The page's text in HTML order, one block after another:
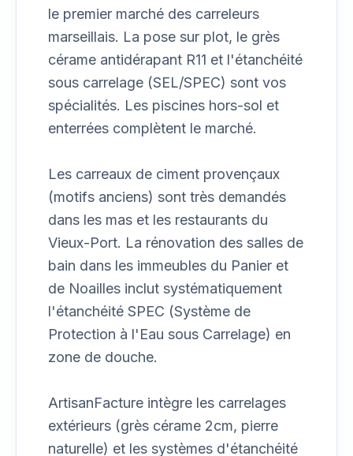
le premier marché des carreleurs
marseillais. La pose sur plot, le grès
cérame antidérapant R11 et l'étanchéité
sous carrelage (SEL/SPEC) sont vos
spécialités. Les piscines hors-sol et
enterrées complètent le marché.
Les carreaux de ciment provençaux
(motifs anciens) sont très demandés
dans les mas et les restaurants du
Vieux-Port. La rénovation des salles de
bain dans les immeubles du Panier et
de Noailles inclut systématiquement
l'étanchéité SPEC (Système de
Protection à l'Eau sous Carrelage) en
zone de douche.
ArtisanFacture intègre les carrelages
extérieurs (grès cérame 2cm, pierre
naturelle) et les systèmes d'étanchéité